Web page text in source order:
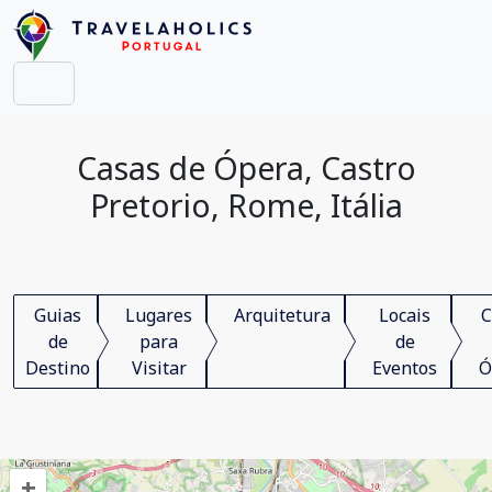
Casas de Ópera, Castro
Pretorio, Rome, Itália
Guias
de
Destino
Lugares
para
Visitar
Arquitetura
Locais
de
Eventos